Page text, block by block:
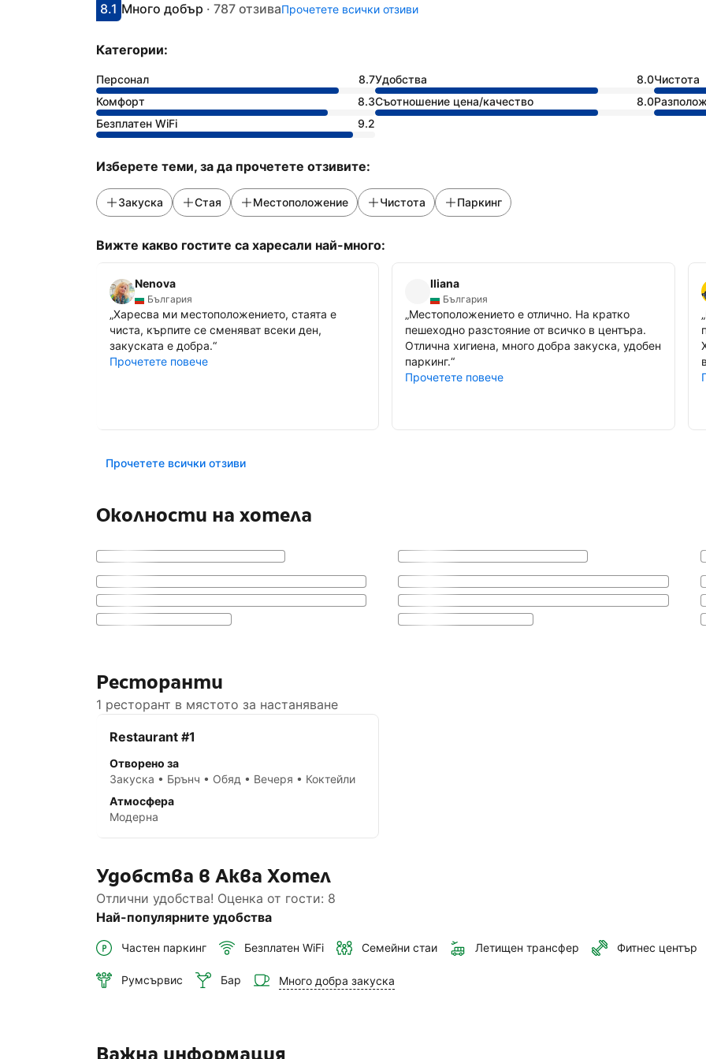
С оценка: 8.1
8.1
Оценено като: много добро
Много добър · 787 отзиваПрочетете всички отзиви
Категории:
Персонал 8.7Удобства 8.0Чистота
Комфорт
8.3Съотношение цена/качество 8.0
Безплатен WiFi
9.2
Изберете теми, за да прочетете отзивите:
Закуска Стая Местоположение Чистота Паркинг
Вижте какво гостите са харесали най-много:
Nenova
България
„Харесва ми местоположението, стаята е
чиста, кърпите се сменяват всеки ден,
закуската е добра.“
Прочетете повече
Iliana
България
„Местоположението е отлично. На кратко
пешеходно разстояние от всичко в центъра.
Отлична хигиена, много добра закуска, удобен
паркинг.“
Прочетете повече
„
Прочетете всички отзиви
Околности на хотела
Ресторанти
1 ресторант в мястото за настаняване
Restaurant #1
Отворено за
Закуска • Брънч • Обяд • Вечеря • Коктейли
Атмосфера
Модерна
Удобства в Аква Хотел
Отлични удобства! Оценка от гости: 8
Най-популярните удобства
Частен паркинг Безплатен WiFi Семейни стаи Летищен трансфер Фитнес център
Румсървис Бар Много добра закуска